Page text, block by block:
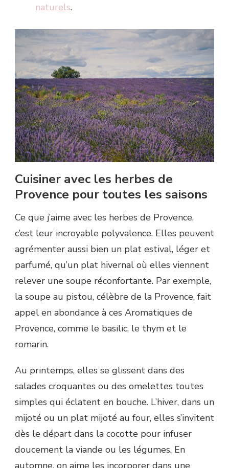
naturels.
Cuisiner avec les herbes de
Provence pour toutes les saisons
Ce que j’aime avec les herbes de Provence,
c’est leur incroyable polyvalence. Elles peuvent
agrémenter aussi bien un plat estival, léger et
parfumé, qu’un plat hivernal où elles viennent
relever une soupe réconfortante. Par exemple,
la soupe au pistou, célèbre de la Provence, fait
appel en abondance à ces Aromatiques de
Provence, comme le basilic, le thym et le
romarin.
Au printemps, elles se glissent dans des
salades croquantes ou des omelettes toutes
simples qui éclatent en bouche. L’hiver, dans un
mijoté ou un plat mijoté au four, elles s’invitent
dès le départ dans la cocotte pour infuser
doucement la viande ou les légumes. En